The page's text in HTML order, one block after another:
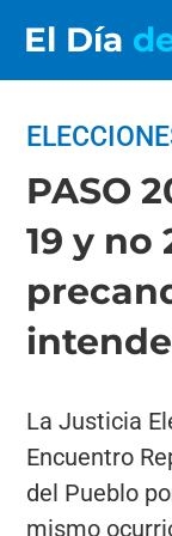
El Día
PASO
19 y no
La Justicia
Encuentro
del Pueblo
mismo